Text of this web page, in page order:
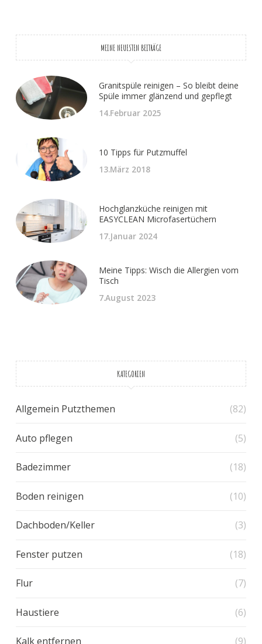
MEINE NEUESTEN BEITRÄGE
Granitspüle reinigen – So bleibt deine
Spüle immer glänzend und gepflegt
14.Februar 2025
10 Tipps für Putzmuffel
13.März 2018
Hochglanzküche reinigen mit
EASYCLEAN Microfasertüchern
17.Januar 2024
Meine Tipps: Wisch die Allergien vom
Tisch
7.August 2023
KATEGORIEN
Allgemein Putzthemen (82)
Auto pflegen (5)
Badezimmer (18)
Boden reinigen (10)
Dachboden/Keller (3)
Fenster putzen (18)
Flur (7)
Haustiere (6)
Kalk entfernen (9)